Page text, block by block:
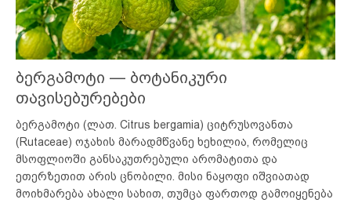
ბერგამოტი — ბოტანიკური
თავისებურებები
ბერგამოტი (ლათ. Citrus bergamia) ციტრუსოვანთა
(Rutaceae) ოჯახის მარადმწვანე ხეხილია, რომელიც
მსოფლიოში განსაკუთრებული არომატითა და
ეთერზეთით არის ცნობილი. მისი ნაყოფი იშვიათად
მოიხმარება ახალი სახით, თუმცა ფართოდ გამოიყენება